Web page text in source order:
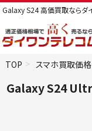
Galaxy S24 高価買取ならダ
TOP スマホ買取価格
Galaxy S24